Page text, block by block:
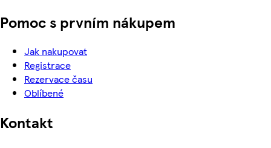
Pomoc s prvním nákupem
Jak nakupovat
Registrace
Rezervace času
Oblíbené
Kontakt